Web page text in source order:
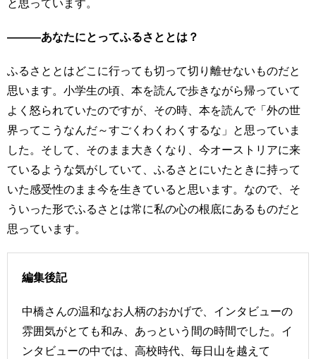
―――あなたにとってふるさととは？
ふるさととはどこに行っても切って切り離せないものだと
思います。小学生の頃、本を読んで歩きながら帰っていて
よく怒られていたのですが、その時、本を読んで「外の世
界ってこうなんだ～すごくわくわくするな」と思っていま
した。そして、そのまま大きくなり、今オーストリアに来
ているような気がしていて、ふるさとにいたときに持って
いた感受性のまま今を生きていると思います。なので、そ
ういった形でふるさとは常に私の心の根底にあるものだと
思っています。
編集後記
中橋さんの温和なお人柄のおかげで、インタビューの
雰囲気がとても和み、あっという間の時間でした。イ
ンタビューの中では、高校時代、毎日山を越えて